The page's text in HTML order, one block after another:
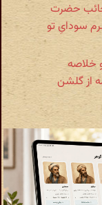
حضرت
سودایِ تو
و خلاصه
از گلشن